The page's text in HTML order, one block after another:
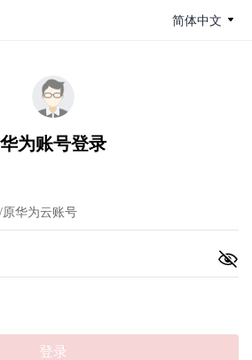
简体中文
华为账号登录
登录